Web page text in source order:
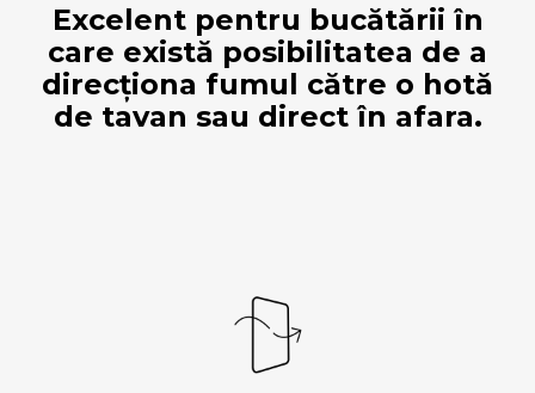
Excelent pentru bucătării în
care există posibilitatea de a
direcționa fumul către o hotă
de tavan sau direct în afara.